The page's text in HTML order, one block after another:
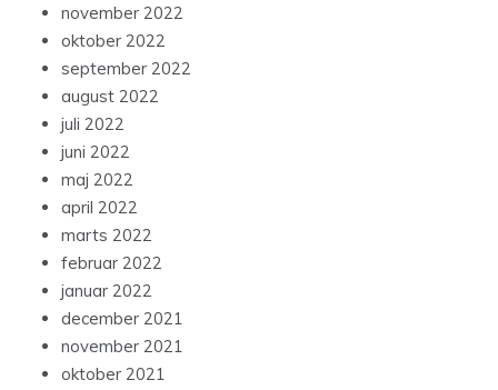
november 2022
oktober 2022
september 2022
august 2022
juli 2022
juni 2022
maj 2022
april 2022
marts 2022
februar 2022
januar 2022
december 2021
november 2021
oktober 2021